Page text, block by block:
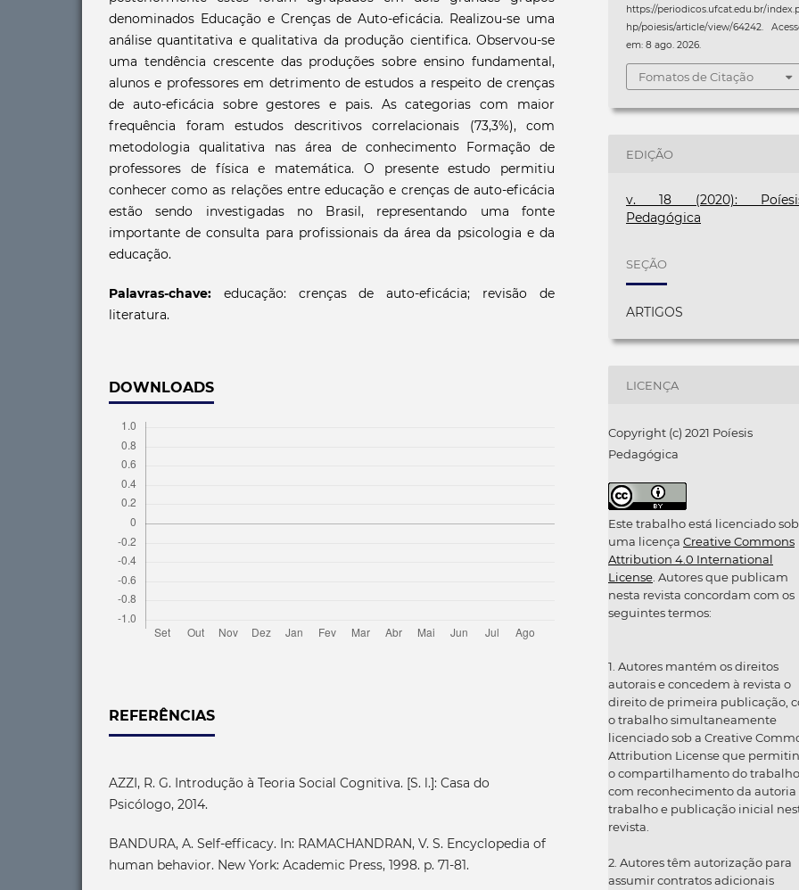
denominados Educação e Crenças de Auto-eficácia. Realizou-se uma
análise quantitativa e qualitativa da produção cientifica. Observou-se
uma tendência crescente das produções sobre ensino fundamental,
alunos e professores em detrimento de estudos a respeito de crenças
de auto-eficácia sobre gestores e pais. As categorias com maior
frequência foram estudos descritivos correlacionais (73,3%), com
metodologia qualitativa nas área de conhecimento Formação de
professores de física e matemática. O presente estudo permitiu
conhecer como as relações entre educação e crenças de auto-eficácia
estão sendo investigadas no Brasil, representando uma fonte
importante de consulta para profissionais da área da psicologia e da
educação.
Palavras-chave: educação: crenças de auto-eficácia; revisão de
literatura.
DOWNLOADS
REFERÊNCIAS
AZZI, R. G. Introdução à Teoria Social Cognitiva. [S. l.]: Casa do
Psicólogo, 2014.
BANDURA, A. Self-efficacy. In: RAMACHANDRAN, V. S. Encyclopedia of
human behavior. New York: Academic Press, 1998. p. 71-81.
https://periodicos.ufcat.edu.br/
hp/poiesis/article/view/64242.
em: 8 ago. 2026.
Fomatos de Citação
EDIÇÃO
v. 18 (2020):
Pedagógica
SEÇÃO
ARTIGOS
LICENÇA
Copyright (c) 2021 Poíesis
Pedagógica
Este trabalho está licenciado sob
uma licença Creative Commons
Attribution 4.0 International
License. Autores que publicam
nesta revista concordam com os
seguintes termos:
1. Autores mantém os direitos
autorais e concedem à revista o
direito de primeira publicação,
o trabalho simultaneamente
licenciado sob a Creative
Attribution License que
o compartilhamento do trabalho
com reconhecimento da autoria
trabalho e publicação inicial
revista.
2. Autores têm autorização para
assumir contratos adicionais